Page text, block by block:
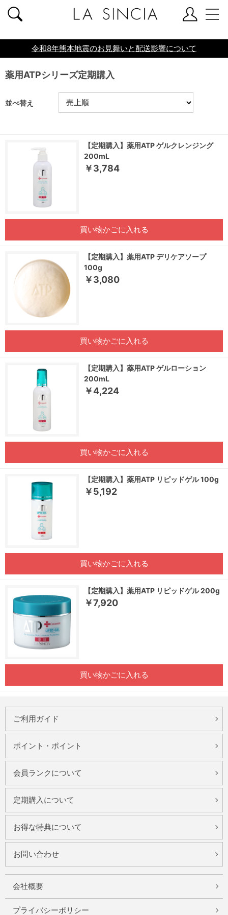
共通ヘッダー
令和8年熊本地震のお見舞いと配送影響について
薬用ATPシリーズ定期購入
並べ替え
【定期購入】薬用ATP ゲルクレンジング
200mL
￥3,784
買い物かごに入れる
【定期購入】薬用ATP デリケアソープ
100g
￥3,080
買い物かごに入れる
【定期購入】薬用ATP ゲルローション
200mL
￥4,224
買い物かごに入れる
【定期購入】薬用ATP リピッドゲル 100g
￥5,192
買い物かごに入れる
【定期購入】薬用ATP リピッドゲル 200g
￥7,920
買い物かごに入れる
ご利用ガイド
ポイント・ポイント
会員ランクについて
定期購入について
お得な特典について
お問い合わせ
会社概要
プライバシーポリシー